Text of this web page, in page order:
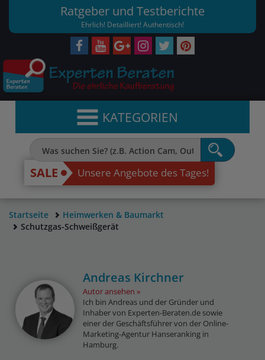
Ratgeber und Testberichte
Ehrlich! Detailliert! Authentisch!
KATEGORIEN
SALE Unsere Angebote des Tages!
Startseite
Heimwerken & Baumarkt
Schutzgas-Schweißgerät
Andreas Kirchner
Autor ansehen
Ich bin Andreas und der Gründer und
Inhaber von Experten-Beraten.de sowie
einer der Geschäftsführer von der Online-
Marketing-Agentur Hanseranking in
Hamburg.